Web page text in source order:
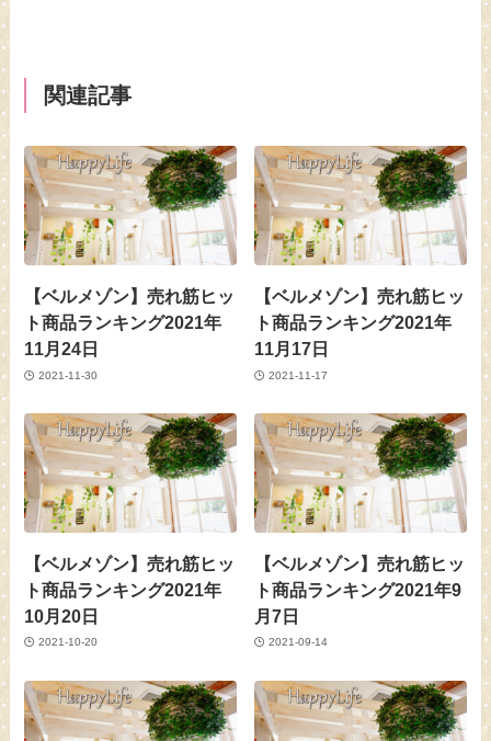
関連記事
【ベルメゾン】売れ筋ヒッ
ト商品ランキング2021年
11月24日
2021-11-30
【ベルメゾン】売れ筋ヒッ
ト商品ランキング2021年
11月17日
2021-11-17
【ベルメゾン】売れ筋ヒッ
ト商品ランキング2021年
10月20日
2021-10-20
【ベルメゾン】売れ筋ヒッ
ト商品ランキング2021年9
月7日
2021-09-14